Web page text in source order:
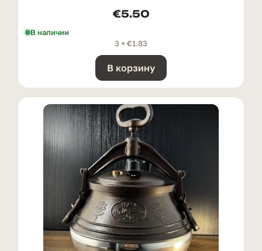
€5.50
В наличии
3 × €1.83
В корзину